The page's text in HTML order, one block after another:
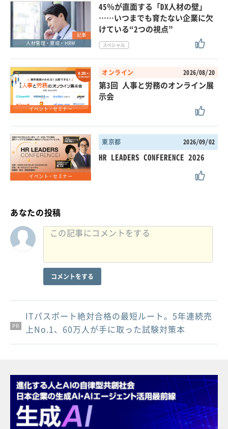
記事
人材管理・育成・HRM
45％が直面する「DX人材の壁」
……いつまでも育たない企業に欠
けている“2つの視点”
イベント・セミナー
オンライン 2026/08/20
第3回 人事と労務のオンライン展
示会
イベント・セミナー
東京都 2026/09/02
HR LEADERS CONFERENCE 2026
あなたの投稿
コメントをする
PR
PR
PR
ITパスポート絶対合格の最短ルート。5年連続売
上No.1、60万人が手に取った試験対策本